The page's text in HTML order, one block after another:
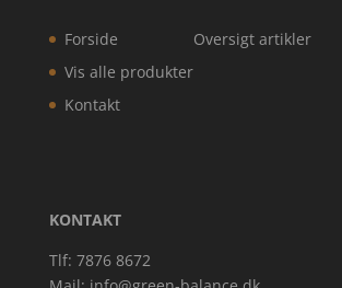
Forside
Vis alle produkter
Kontakt
Oversigt artikler
KONTAKT
Tlf: 7876 8672